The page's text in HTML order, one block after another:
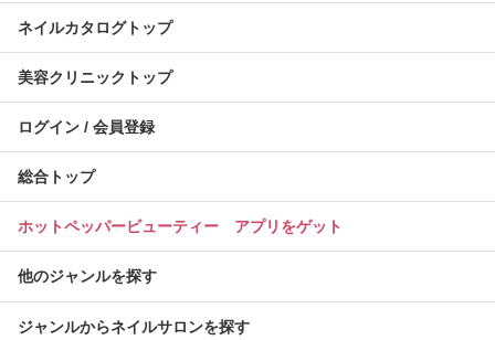
ネイルカタログトップ
美容クリニックトップ
ログイン / 会員登録
総合トップ
ホットペッパービューティー アプリをゲット
他のジャンルを探す
ジャンルからネイルサロンを探す